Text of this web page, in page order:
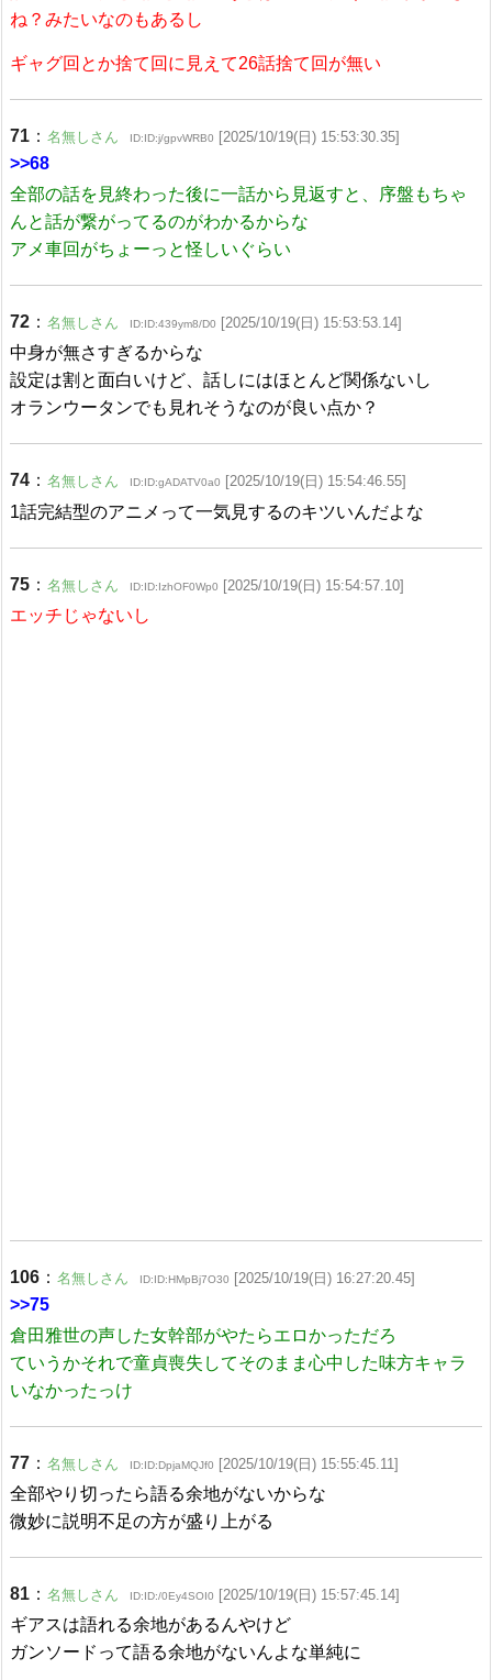
ね？みたいなのもあるし
ギャグ回とか捨て回に見えて26話捨て回が無い
71 ： 名無しさん ID:ID:j/gpvWRB0 [2025/10/19(日) 15:53:30.35]
>>68
全部の話を見終わった後に一話から見返すと、序盤もちゃ
んと話が繋がってるのがわかるからな
アメ車回がちょーっと怪しいぐらい
72 ： 名無しさん ID:ID:439ym8/D0 [2025/10/19(日) 15:53:53.14]
中身が無さすぎるからな
設定は割と面白いけど、話しにはほとんど関係ないし
オランウータンでも見れそうなのが良い点か？
74 ： 名無しさん ID:ID:gADATV0a0 [2025/10/19(日) 15:54:46.55]
1話完結型のアニメって一気見するのキツいんだよな
75 ： 名無しさん ID:ID:IzhOF0Wp0 [2025/10/19(日) 15:54:57.10]
エッチじゃないし
106 ： 名無しさん ID:ID:HMpBj7O30 [2025/10/19(日) 16:27:20.45]
>>75
倉田雅世の声した女幹部がやたらエロかっただろ
ていうかそれで童貞喪失してそのまま心中した味方キャラ
いなかったっけ
77 ： 名無しさん ID:ID:DpjaMQJf0 [2025/10/19(日) 15:55:45.11]
全部やり切ったら語る余地がないからな
微妙に説明不足の方が盛り上がる
81 ： 名無しさん ID:ID:/0Ey4SOI0 [2025/10/19(日) 15:57:45.14]
ギアスは語れる余地があるんやけど
ガンソードって語る余地がないんよな単純に